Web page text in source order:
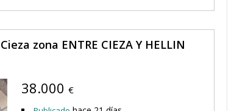
zona ENTRE CIEZA Y HELLIN
38.000 €